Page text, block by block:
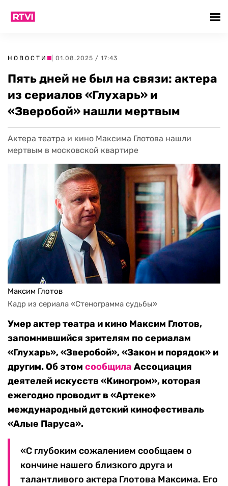
НОВОСТИ | 01.08.2025 / 17:43
Пять дней не был на связи: актера
из сериалов «Глухарь» и
«Зверобой» нашли мертвым
Актера театра и кино Максима Глотова нашли
мертвым в московской квартире
Максим Глотов
Кадр из сериала «Стенограмма судьбы»
Умер актер театра и кино Максим Глотов,
запомнившийся зрителям по сериалам
«Глухарь», «Зверобой», «Закон и порядок» и
другим. Об этом сообщила Ассоциация
деятелей искусств «Киногром», которая
ежегодно проводит в «Артеке»
международный детский кинофестиваль
«Алые Паруса».
«С глубоким сожалением сообщаем о
кончине нашего близкого друга и
талантливого актера Глотова Максима. Его